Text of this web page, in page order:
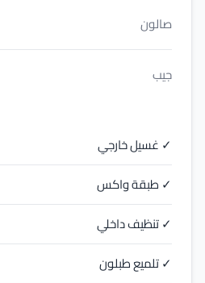
صالون
جيب
✓ غسيل خارجي
✓ طبقة واكس
✓ تنظيف داخلي
✓ تلميع طبلون